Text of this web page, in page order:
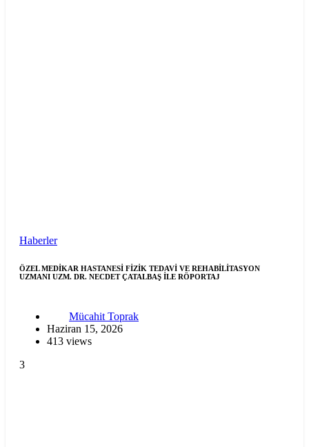
Haberler
ÖZEL MEDİKAR HASTANESİ FİZİK TEDAVİ VE REHABİLİTASYON
UZMANI UZM. DR. NECDET ÇATALBAŞ İLE RÖPORTAJ
Mücahit Toprak
Haziran 15, 2026
413 views
3